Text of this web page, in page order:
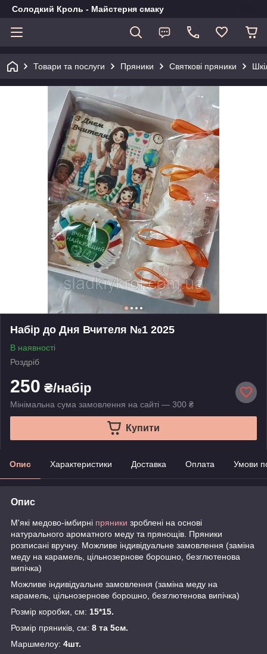
Солодкий Кроль - Майстерня смаку
Товари та послуги Пряники Святкові пряники
Набір до Дня Вчителя №1 2025
В наявності
Роздріб
250 ₴/набір
Мінімальна сума замовлення на сайті — 300 ₴
Купити
Опис Характеристики Доставка Оплата Умови
Опис
М'які медово-імбирні пряники зроблені на основі
натурального ароматного меду та прянощів. Пряники
розписані вручну. Можливе індивідуальне замовлення (заміна
меду на карамель, цільнозернове борошно, безглютенова
випічка)
Можливе індивідуальне замовлення (заміна меду на
карамель, цільнозернове борошно, безглютенова випічка)
Розмір коробки, см: 15*15.
Розмір пряників, см: 8 та 5см.
Маршмелоу: 4шт.